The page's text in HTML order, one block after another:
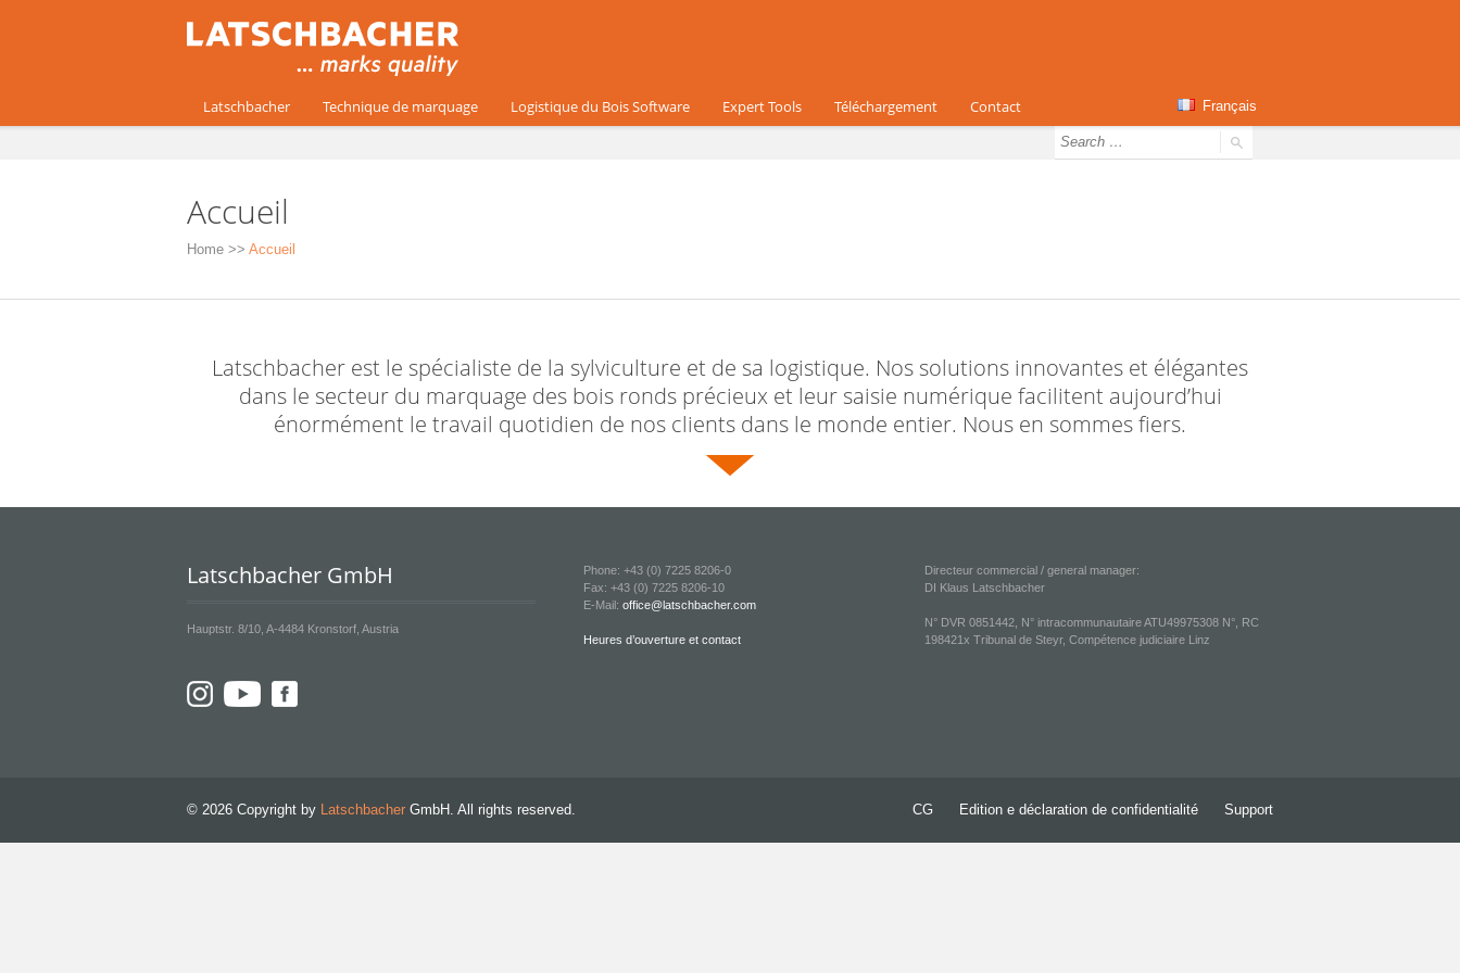
Latschbacher Technique de marquage Logistique du Bois Software Expert Tools Téléchargement Contact Français
Accueil
Home >> Accueil
Latschbacher est le spécialiste de la sylviculture et de sa logistique. Nos solutions innovantes et élégantes
dans le secteur du marquage des bois ronds précieux et leur saisie numérique facilitent aujourd’hui
énormément le travail quotidien de nos clients dans le monde entier. Nous en sommes fiers.
Latschbacher GmbH
Hauptstr. 8/10, A-4484 Kronstorf, Austria
Phone: +43 (0) 7225 8206-0
Fax: +43 (0) 7225 8206-10
E-Mail:office@latschbacher.com
Heures d’ouverture et contact
Directeur commercial / general manager:
DI Klaus Latschbacher
N° DVR 0851442, N° intracommunautaire ATU49975308 N°, RC
198421x Tribunal de Steyr, Compétence judiciaire Linz
CG Edition e déclaration de confidentialité Support
© 2026 Copyright by Latschbacher GmbH. All rights reserved.